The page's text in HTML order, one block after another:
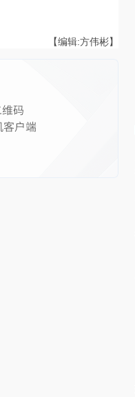
【编辑:方伟彬】